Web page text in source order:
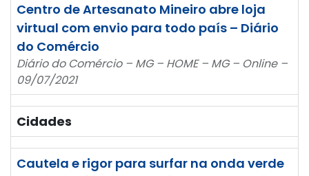
Centro de Artesanato Mineiro abre loja
virtual com envio para todo país – Diário
do Comércio
Diário do Comércio – MG – HOME – MG – Online –
09/07/2021
Cidades
Cautela e rigor para surfar na onda verde